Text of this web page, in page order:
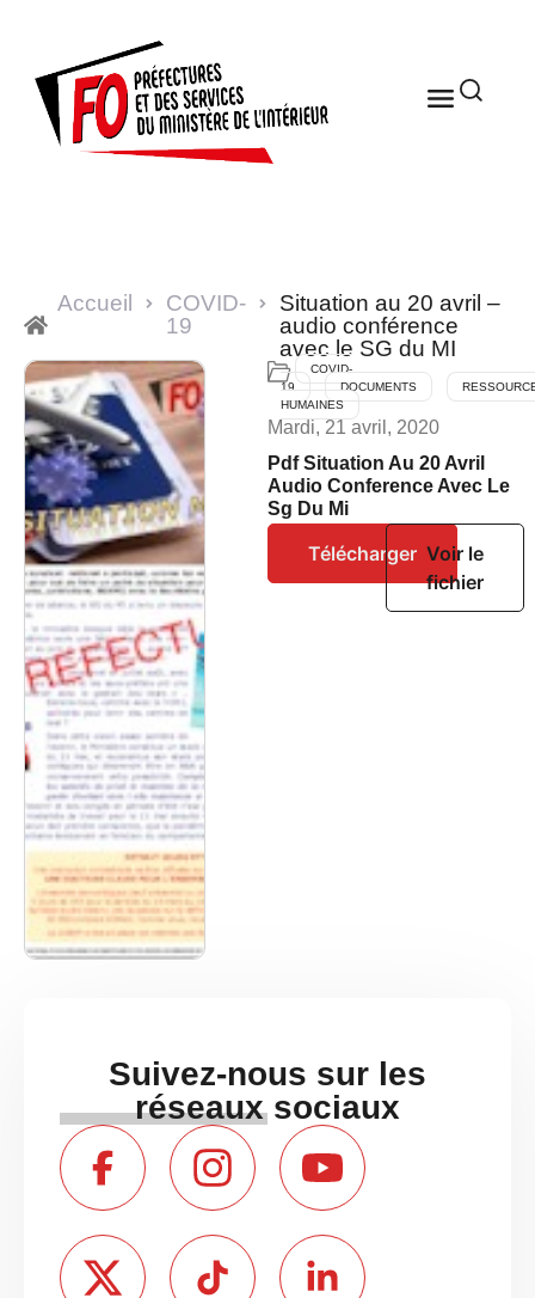
Accueil
COVID-
19
Situation au 20 avril –
audio conférence
avec le SG du MI
COVID-
19
DOCUMENTS
HUMAINES
Mardi, 21 avril, 2020
Pdf Situation Au 20 Avril
Audio Conference Avec Le
Sg Du Mi
Télécharger Voir le
fichier
Suivez-nous sur les
réseaux sociaux